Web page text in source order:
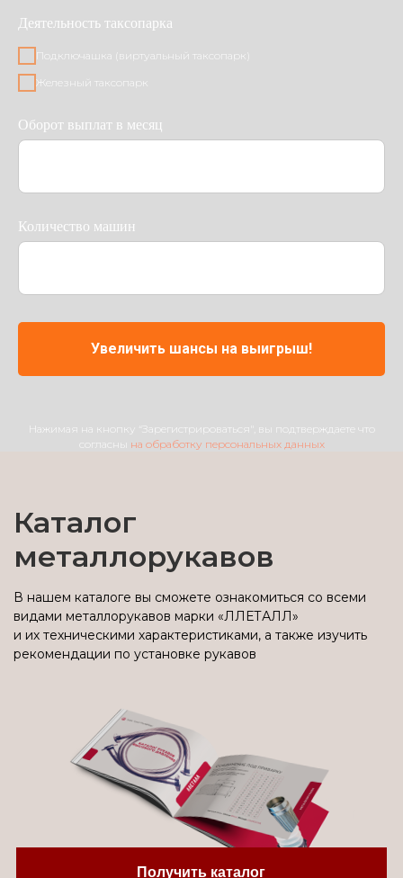
Деятельность таксопарка
Подключашка (виртуальный таксопарк)
Железный таксопарк
Оборот выплат в месяц
Количество машин
Увеличить шансы на выигрыш!
Нажимая на кнопку “Зарегистрироваться", вы подтверждаете что
согласны
на обработку персональных данных
В нашем каталоге вы сможете ознакомиться со всеми
видами металлорукавов марки «ЛЛЕТАЛЛ»
и их техническими характеристиками, а также изучить
рекомендации по установке рукавов
Получить каталог
Каталог
металлорукавов